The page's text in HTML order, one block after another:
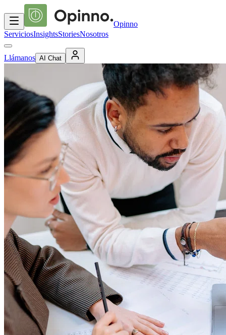
Opinno
ServiciosInsightsStoriesNosotros
Llámanos AI Chat